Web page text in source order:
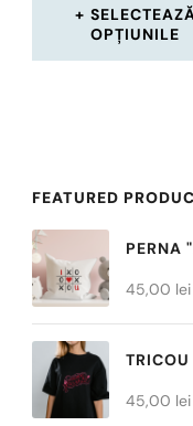
în
pagina
OPȚIUNILE
mai
pot
fi
alese
FEATURED
PERNA
45,00 lei
45,00 lei